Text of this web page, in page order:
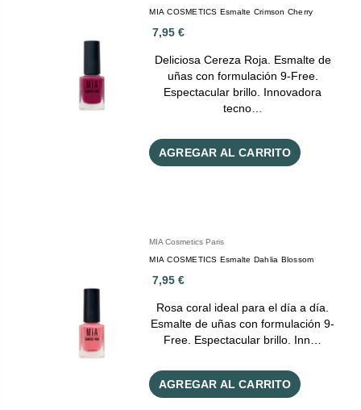
MIA COSMETICS Esmalte Crimson Cherry
7,95 €
Deliciosa Cereza Roja. Esmalte de
uñas con formulación 9-Free.
Espectacular brillo. Innovadora
tecno…
AGREGAR AL CARRITO
MIA Cosmetics Paris
MIA COSMETICS Esmalte Dahlia Blossom
7,95 €
Rosa coral ideal para el día a día.
Esmalte de uñas con formulación 9-
Free. Espectacular brillo. Inn…
AGREGAR AL CARRITO